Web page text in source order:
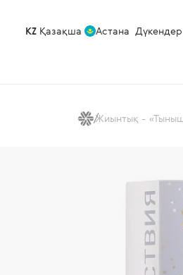
KZ Қазақша Астана
Жиынтық -